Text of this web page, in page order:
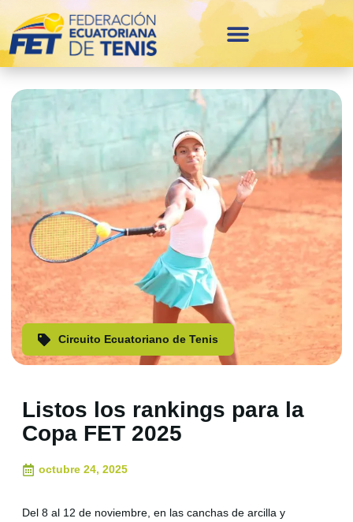
Circuito Ecuatoriano de Tenis
Listos los rankings para la
Copa FET 2025
octubre 24, 2025
Del 8 al 12 de noviembre, en las canchas de arcilla y